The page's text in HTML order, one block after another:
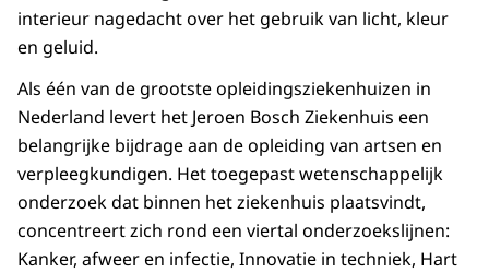
interieur nagedacht over het gebruik van licht, kleur
en geluid.
Als één van de grootste opleidingsziekenhuizen in
Nederland levert het Jeroen Bosch Ziekenhuis een
belangrijke bijdrage aan de opleiding van artsen en
verpleegkundigen. Het toegepast wetenschappelijk
onderzoek dat binnen het ziekenhuis plaatsvindt,
concentreert zich rond een viertal onderzoekslijnen:
Kanker, afweer en infectie, Innovatie in techniek, Hart